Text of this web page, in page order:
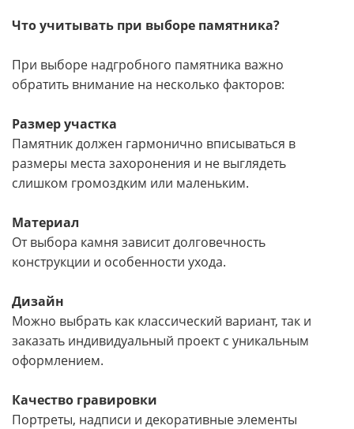
Что учитывать при выборе памятника?
При выборе надгробного памятника важно
обратить внимание на несколько факторов:
Размер участка
Памятник должен гармонично вписываться в
размеры места захоронения и не выглядеть
слишком громоздким или маленьким.
Материал
От выбора камня зависит долговечность
конструкции и особенности ухода.
Дизайн
Можно выбрать как классический вариант, так и
заказать индивидуальный проект с уникальным
оформлением.
Качество гравировки
Портреты, надписи и декоративные элементы